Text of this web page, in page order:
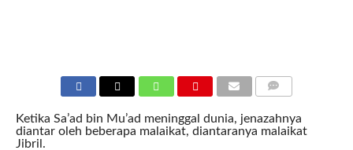
Ketika Sa’ad bin Mu’ad meninggal dunia, jenazahnya
diantar oleh beberapa malaikat, diantaranya malaikat
Jibril.